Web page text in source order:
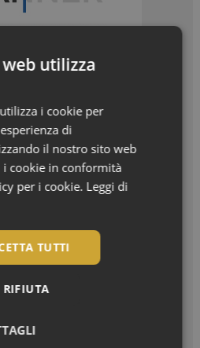
La nuova stagione in
lui il ritorno...
i capelli
in farmacia:...
utilizza
i cookie per
di
il nostro sito web
cookie in conformità
per i cookie. Leggi di
TUTTI
RIFIUTA